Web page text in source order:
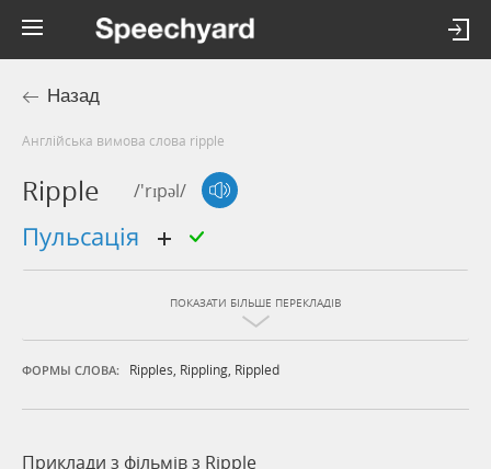
Назад
Англійська вимова слова ripple
Ripple /'rɪpəl/
пульсація
ПОКАЗАТИ БІЛЬШЕ ПЕРЕКЛАДІВ
ФОРМЫ СЛОВА: Ripples, Rippling, Rippled
Приклади з фільмів з Ripple